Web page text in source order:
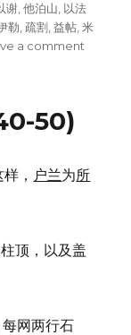
谢 ,他泊山 以法
勒 ,疏割 ,益帖 ,米
a comment
王
50)
， 户兰为所
顶，以及盖
网两行石